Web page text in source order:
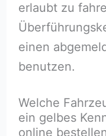
erlaubt zu
einen
benutzen.
Welche
ein gelbes
online